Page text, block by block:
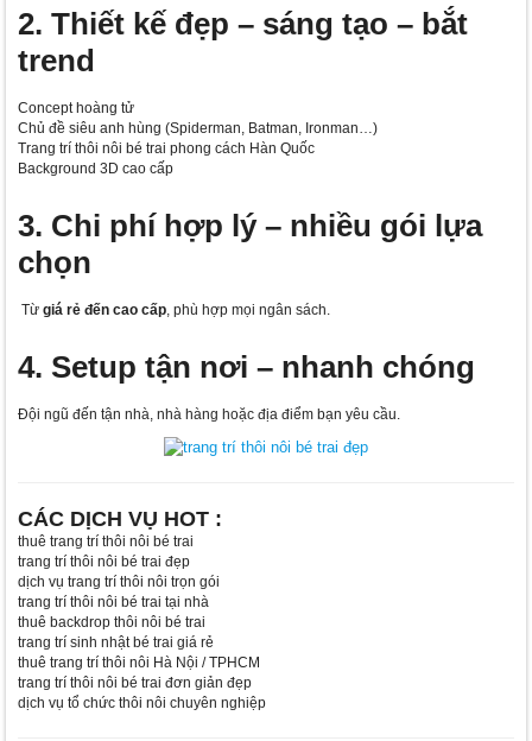
2. Thiết kế đẹp – sáng tạo – bắt
trend
Concept hoàng tử
Chủ đề siêu anh hùng (Spiderman, Batman, Ironman…)
Trang trí thôi nôi bé trai phong cách Hàn Quốc
Background 3D cao cấp
3. Chi phí hợp lý – nhiều gói lựa
chọn
Từ giá rẻ đến cao cấp, phù hợp mọi ngân sách.
4. Setup tận nơi – nhanh chóng
Đội ngũ đến tận nhà, nhà hàng hoặc địa điểm bạn yêu cầu.
CÁC DỊCH VỤ HOT :
thuê trang trí thôi nôi bé trai
trang trí thôi nôi bé trai đẹp
dịch vụ trang trí thôi nôi trọn gói
trang trí thôi nôi bé trai tại nhà
thuê backdrop thôi nôi bé trai
trang trí sinh nhật bé trai giá rẻ
thuê trang trí thôi nôi Hà Nội / TPHCM
trang trí thôi nôi bé trai đơn giản đẹp
dịch vụ tổ chức thôi nôi chuyên nghiệp